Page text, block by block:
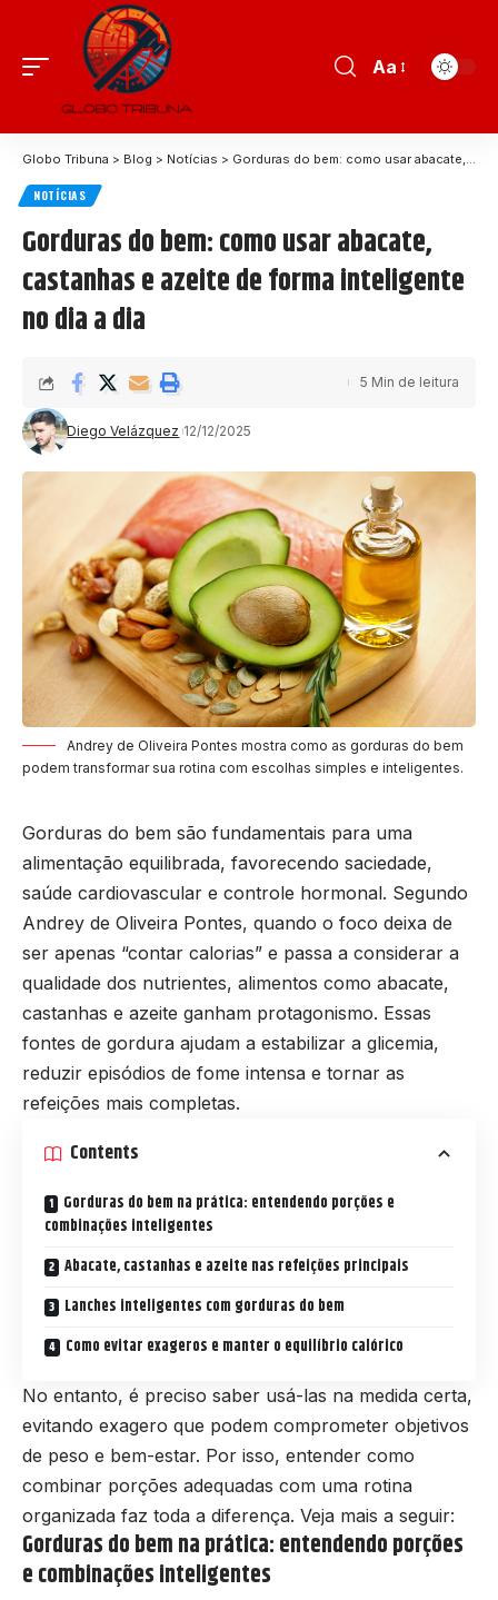
Aa
Globo Tribuna > Blog > Notícias > Gorduras do bem: como usar abacate, castanhas e azeite de forma inteligente no dia a dia
NOTÍCIAS
Gorduras do bem: como usar abacate,
castanhas e azeite de forma inteligente
no dia a dia
Diego Velázquez 12/12/2025
5 Min de leitura
Andrey de Oliveira Pontes mostra como as gorduras do bem
podem transformar sua rotina com escolhas simples e inteligentes.
Gorduras do bem são fundamentais para uma
alimentação equilibrada, favorecendo saciedade,
saúde cardiovascular e controle hormonal. Segundo
Andrey de Oliveira Pontes, quando o foco deixa de
ser apenas “contar calorias” e passa a considerar a
qualidade dos nutrientes, alimentos como abacate,
castanhas e azeite ganham protagonismo. Essas
fontes de gordura ajudam a estabilizar a glicemia,
reduzir episódios de fome intensa e tornar as
refeições mais completas.
Contents
Gorduras do bem na prática: entendendo porções e
combinações inteligentes
Abacate, castanhas e azeite nas refeições principais
Lanches inteligentes com gorduras do bem
Como evitar exageros e manter o equilíbrio calórico
No entanto, é preciso saber usá-las na medida certa,
evitando exagero que podem comprometer objetivos
de peso e bem-estar. Por isso, entender como
combinar porções adequadas com uma rotina
organizada faz toda a diferença. Veja mais a seguir:
Gorduras do bem na prática: entendendo porções
e combinações inteligentes